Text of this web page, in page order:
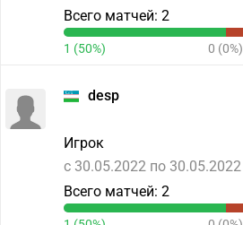
Всего матчей: 2
1 (50%) 0 (0%)
desp
Игрок
c 30.05.2022 по 30.05.2022
Всего матчей: 2